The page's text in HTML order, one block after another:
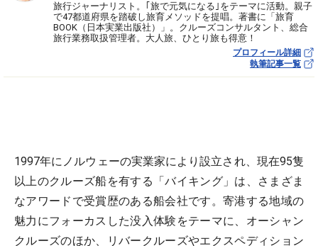
旅行ジャーナリスト。｢旅で元気になる｣をテーマに活動。親子
で47都道府県を踏破し旅育メソッドを提唱。著書に「旅育
BOOK（日本実業出版社）」。クルーズコンサルタント、総合
旅行業務取扱管理者。大人旅、ひとり旅も得意！
プロフィール詳細
執筆記事一覧
1997年にノルウェーの実業家により設立され、現在95隻
以上のクルーズ船を有する「バイキング」は、さまざま
なアワードで受賞歴のある船会社です。寄港する地域の
魅力にフォーカスした没入体験をテーマに、オーシャン
クルーズのほか、リバークルーズやエクスペディション